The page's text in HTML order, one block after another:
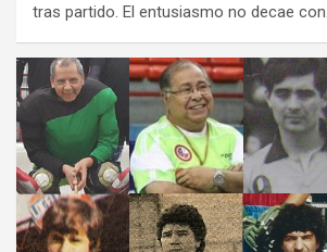
tras partido. El entusiasmo no decae con…